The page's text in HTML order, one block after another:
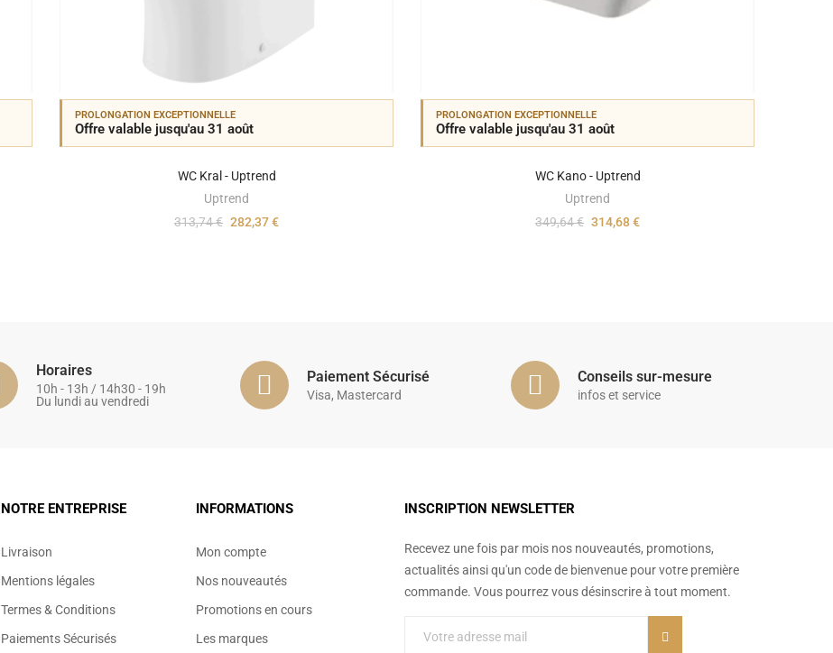
PROLONGATION EXCEPTIONNELLE
Offre valable jusqu'au 31 août
WC Kral - Uptrend
Uptrend
313,74 € 282,37 €
PROLONGATION EXCEPTIONNELLE
Offre valable jusqu'au 31 août
WC Kano - Uptrend
Uptrend
349,64 € 314,68 €
Horaires
10h - 13h / 14h30 - 19h
Du lundi au vendredi
Paiement Sécurisé
Visa, Mastercard
Conseils sur-mesure
infos et service
NOTRE ENTREPRISE
Livraison
Mentions légales
Termes & Conditions
Paiements Sécurisés
INFORMATIONS
Mon compte
Nos nouveautés
Promotions en cours
Les marques
INSCRIPTION NEWSLETTER
Recevez une fois par mois nos nouveautés, promotions,
actualités ainsi qu'un code de bienvenue pour votre première
commande. Vous pourrez vous désinscrire à tout moment.